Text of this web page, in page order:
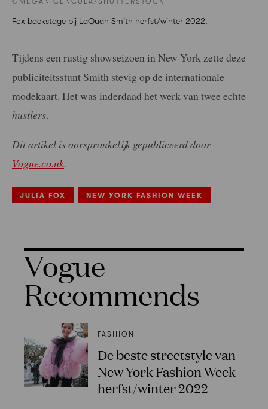
Fox backstage bij LaQuan Smith herfst/winter 2022.
Tijdens een rustig showseizoen in New York zette deze
publiciteitsstunt Smith stevig op de internationale
modekaart. Het was inderdaad het werk van twee echte
hustlers.
Dit artikel is oorspronkelijk gepubliceerd door
Vogue.co.uk.
JULIA FOX NEW YORK FASHION WEEK
Vogue
Recommends
FASHION
De beste streetstyle van
New York Fashion Week
herfst/winter 2022